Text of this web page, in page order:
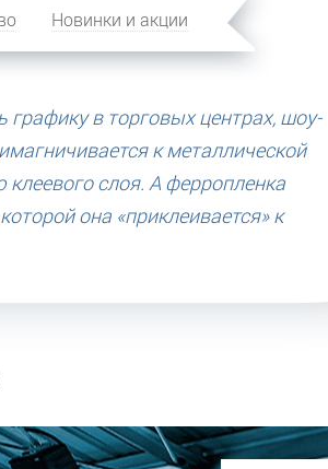
Новинки и акции
в торговых центрах, шоу-
к металлической
слоя. А ферропленка
она «приклеивается» к